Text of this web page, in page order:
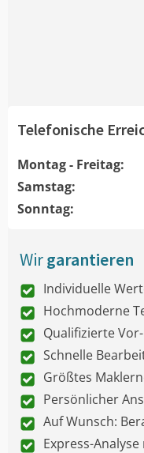
Telefonische
Montag - Freitag:
Samstag:
Sonntag:
Wirgarantieren
Individuelle
Hochmoderne
Qualifizierte
Schnelle
Größtes
Persönlicher
Auf Wunsch:
Express-